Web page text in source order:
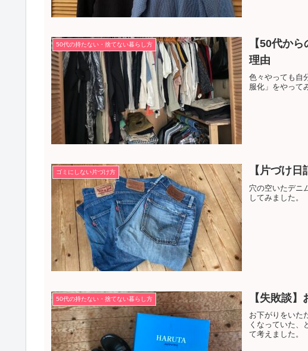
50代の持たない・捨てない暮らし方
【50代か
理由
色々やっても自
服化」をやって
ゴミにしない片づけ方 【片づけ
穴の空いたデニ
してみました。
50代の持たない・捨てない暮らし方 【失敗談
お下がりをいた
くなっていた、
て考えました。